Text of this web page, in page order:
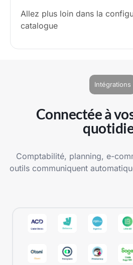
Allez plus loin dans la
catalogue
Intégrations
Connectée à
Comptabilité, planning, e-
outils communiquent